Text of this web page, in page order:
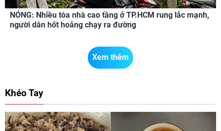
NÓNG: Nhiều tòa nhà cao tầng ở TP.HCM rung lắc mạnh,
người dân hốt hoảng chạy ra đường
Xem thêm
Khéo Tay